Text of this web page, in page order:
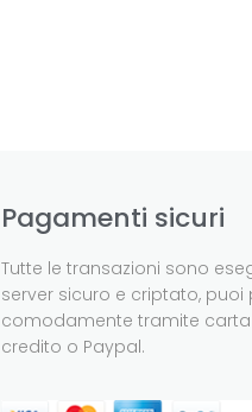
Pagamenti sicuri
Tutte le transazioni sono
server sicuro e criptato, puoi
comodamente tramite
credito o Paypal.